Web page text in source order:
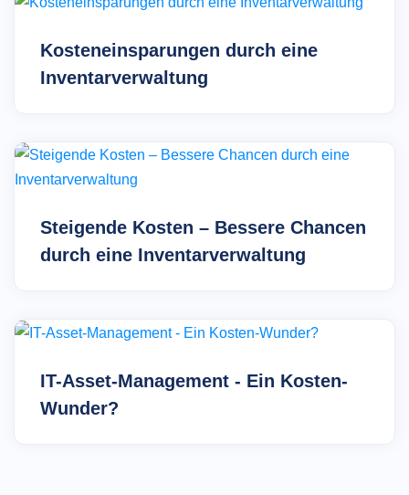
Kosteneinsparungen durch eine
Inventarverwaltung
Steigende Kosten – Bessere Chancen
durch eine Inventarverwaltung
IT-Asset-Management - Ein Kosten-
Wunder?